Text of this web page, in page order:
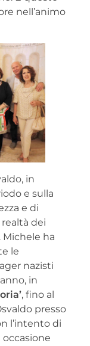
nell’animo
in
e sulla
e di
dei
Michele ha
le
nazisti
in
, fino al
presso
l’intento di